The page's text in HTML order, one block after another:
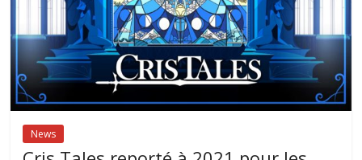
News